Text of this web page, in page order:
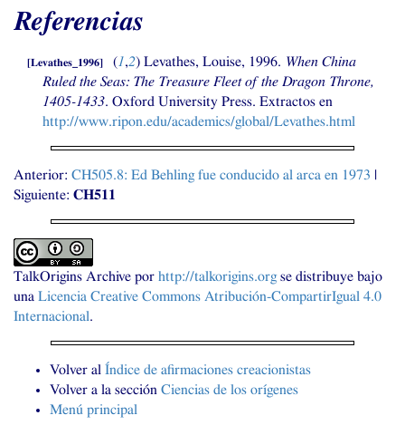
Referencias
[Levathes_1996] (1,2) Levathes, Louise, 1996. When China
Ruled the Seas: The Treasure Fleet of the Dragon Throne,
1405-1433. Oxford University Press. Extractos en
http://www.ripon.edu/academics/global/Levathes.html
Anterior: CH505.8: Ed Behling fue conducido al arca en 1973 |
Siguiente: CH511
TalkOrigins Archive por http://talkorigins.orgse distribuye bajo
una Licencia Creative Commons Atribución-CompartirIgual 4.0
Internacional.
Volver al Índice de afirmaciones creacionistas
Volver a la sección Ciencias de los orígenes
Menú principal